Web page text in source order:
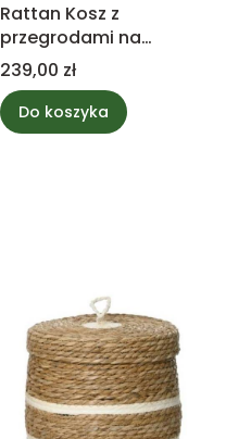
Rattan Kosz z
przegrodami na
herbatę Riviera Maison
Cena
239,00 zł
Do koszyka